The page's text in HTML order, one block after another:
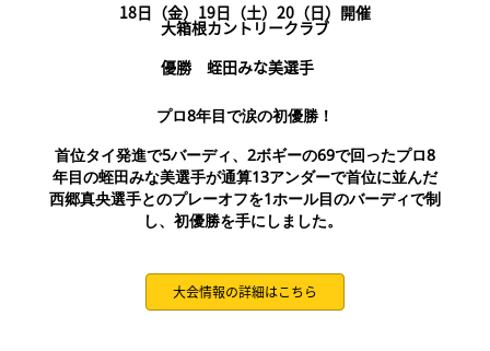
18日（金）19日（土）20（日）開催
大箱根カントリークラブ
優勝 蛭田みな美選手
プロ8年目で涙の初優勝！
首位タイ発進で5バーディ、2ボギーの69で回ったプロ8
年目の蛭田みな美選手が通算13アンダーで首位に並んだ
西郷真央選手とのプレーオフを1ホール目のバーディで制
し、初優勝を手にしました。
大会情報の詳細はこちら